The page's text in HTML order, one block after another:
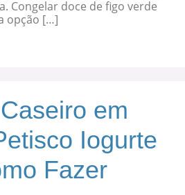
Congelar doce de figo verde
opção […]
em
Iogurte
Fazer